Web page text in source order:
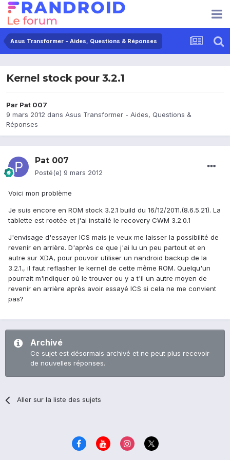
Asus Transformer - Aides, Questions & Réponses
Kernel stock pour 3.2.1
Par Pat 007
9 mars 2012 dans Asus Transformer - Aides, Questions &
Réponses
Pat 007
Posté(e) 9 mars 2012
Voici mon problème
Je suis encore en ROM stock 3.2.1 build du 16/12/2011.(8.6.5.21). La
tablette est rootée et j'ai installé le recovery CWM 3.2.0.1
J'envisage d'essayer ICS mais je veux me laisser la possibilité de
revenir en arrière. D'après ce que j'ai lu un peu partout et en
autre sur XDA, pour pouvoir utiliser un nandroid backup de la
3.2.1., il faut reflasher le kernel de cette même ROM. Quelqu'un
pourrait m'indiquer où le trouver ou y a t'il un autre moyen de
revenir en arrière après avoir essayé ICS si cela ne me convient
pas?
Archivé
Ce sujet est désormais archivé et ne peut plus recevoir
de nouvelles réponses.
Aller sur la liste des sujets